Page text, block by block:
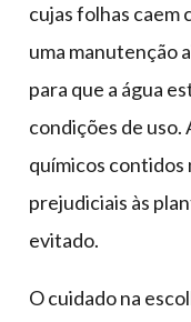
cujas folhas caem
uma manutenção
para que a água
condições de uso.
químicos contidos
prejudiciais às
evitado.
O cuidado na